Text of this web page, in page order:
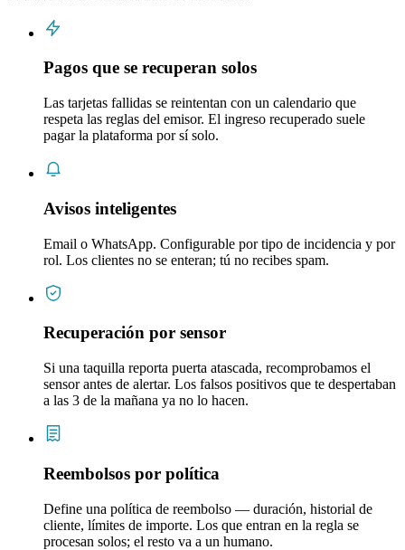
Pagos que se recuperan solos
Las tarjetas fallidas se reintentan con un calendario que
respeta las reglas del emisor. El ingreso recuperado suele
pagar la plataforma por sí solo.
Avisos inteligentes
Email o WhatsApp. Configurable por tipo de incidencia y por
rol. Los clientes no se enteran; tú no recibes spam.
Recuperación por sensor
Si una taquilla reporta puerta atascada, recomprobamos el
sensor antes de alertar. Los falsos positivos que te despertaban
a las 3 de la mañana ya no lo hacen.
Reembolsos por política
Define una política de reembolso — duración, historial de
cliente, límites de importe. Los que entran en la regla se
procesan solos; el resto va a un humano.